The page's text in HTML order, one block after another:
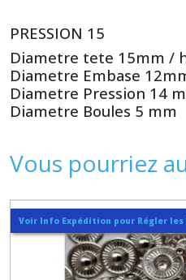
PRESSION 15
Diametre tete 15mm /
Diametre Embase
Diametre Pression 14
Diametre Boules 5 mm
Vous pourriez
Voir Info Expédition pour Régler